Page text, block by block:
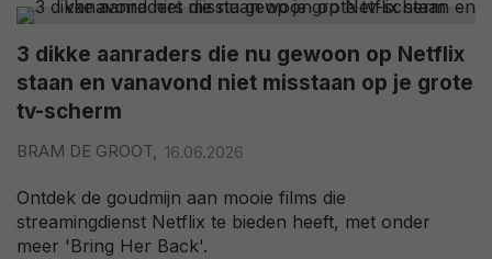
3 dikke aanraders die nu gewoon op Netflix
staan en vanavond niet misstaan op je grote
tv-scherm
BRAM DE GROOT, 16.06.2026
Ontdek de goudmijn aan mooie films die
streamingdienst Netflix te bieden heeft, met onder
meer 'Bring Her Back'.